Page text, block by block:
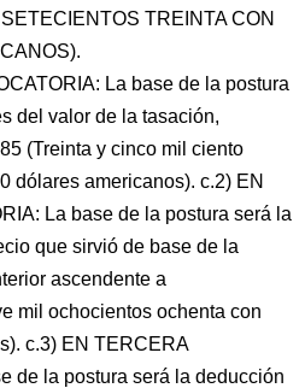
TREINTA CON
La base de la postura
del valor de la tasación,
(Treinta y cinco mil ciento
dólares americanos). c.2) EN
La base de la postura será la
que sirvió de base de la
ascendente a
mil ochocientos ochenta con
c.3) EN TERCERA
de la postura será la deducción